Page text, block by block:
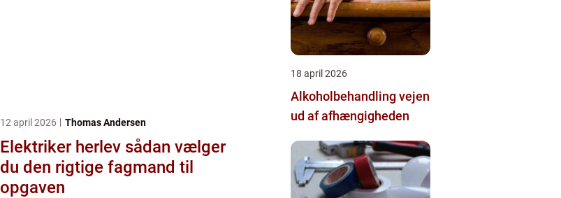
12 april 2026 Thomas Andersen
Elektriker herlev sådan vælger
du den rigtige fagmand til
opgaven
18 april 2026
Alkoholbehandling vejen
ud af afhængigheden